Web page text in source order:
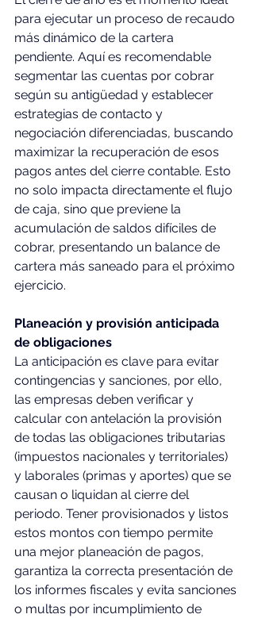
para ejecutar un proceso de recaudo
más dinámico de la cartera
pendiente. Aquí es recomendable
segmentar las cuentas por cobrar
según su antigüedad y establecer
estrategias de contacto y
negociación diferenciadas, buscando
maximizar la recuperación de esos
pagos antes del cierre contable. Esto
no solo impacta directamente el flujo
de caja, sino que previene la
acumulación de saldos difíciles de
cobrar, presentando un balance de
cartera más saneado para el próximo
ejercicio.
Planeación y provisión anticipada
de obligaciones
La anticipación es clave para evitar
contingencias y sanciones, por ello,
las empresas deben verificar y
calcular con antelación la provisión
de todas las obligaciones tributarias
(impuestos nacionales y territoriales)
y laborales (primas y aportes) que se
causan o liquidan al cierre del
periodo. Tener provisionados y listos
estos montos con tiempo permite
una mejor planeación de pagos,
garantiza la correcta presentación de
los informes fiscales y evita sanciones
o multas por incumplimiento de